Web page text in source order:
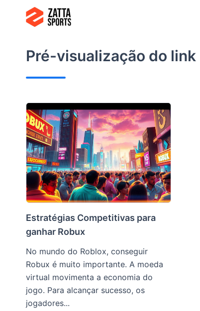
conteúdoPré-visualização do link
Estratégias Competitivas para
ganhar Robux
No mundo do Roblox, conseguir
Robux é muito importante. A moeda
virtual movimenta a economia do
jogo. Para alcançar sucesso, os
jogadores...